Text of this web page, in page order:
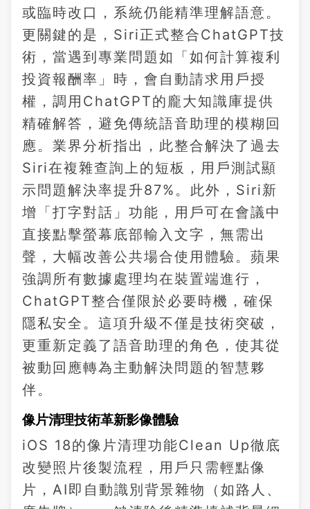
或臨時改口，系統仍能精準理解語意。
更關鍵的是，Siri正式整合ChatGPT技
術，當遇到專業問題如「如何計算複利
投資報酬率」時，會自動請求用戶授
權，調用ChatGPT的龐大知識庫提供
精確解答，避免傳統語音助理的模糊回
應。業界分析指出，此整合解決了過去
Siri在複雜查詢上的短板，用戶測試顯
示問題解決率提升87%。此外，Siri新
增「打字對話」功能，用戶可在會議中
直接點擊螢幕底部輸入文字，無需出
聲，大幅改善公共場合使用體驗。蘋果
強調所有數據處理均在裝置端進行，
ChatGPT整合僅限於必要時機，確保
隱私安全。這項升級不僅是技術突破，
更重新定義了語音助理的角色，使其從
被動回應轉為主動解決問題的智慧夥
伴。
像片清理技術革新影像體驗
iOS 18的像片清理功能Clean Up徹底
改變照片後製流程，用戶只需輕點像
片，AI即自動識別背景雜物（如路人、